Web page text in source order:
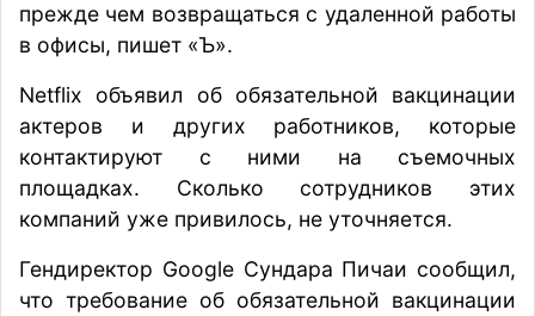
прежде чем возвращаться с удаленной работы
в офисы, пишет «Ъ».
Netflix объявил об обязательной вакцинации
актеров и других работников, которые
контактируют с ними на съемочных
площадках. Сколько сотрудников этих
компаний уже привилось, не уточняется.
Гендиректор Google Сундара Пичаи сообщил,
что требование об обязательной вакцинации